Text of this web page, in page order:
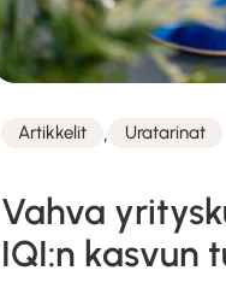
Kategoriat
Artikkelit , Uratarinat
Vahva
IQI:n kasvun